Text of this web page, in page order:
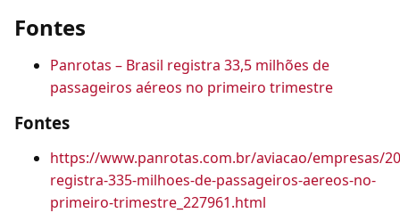
Fontes
Panrotas – Brasil registra 33,5 milhões de
passageiros aéreos no primeiro trimestre
Fontes
https://www.panrotas.com.br/aviacao/empresas/
registra-335-milhoes-de-passageiros-aereos-no-
primeiro-trimestre_227961.html